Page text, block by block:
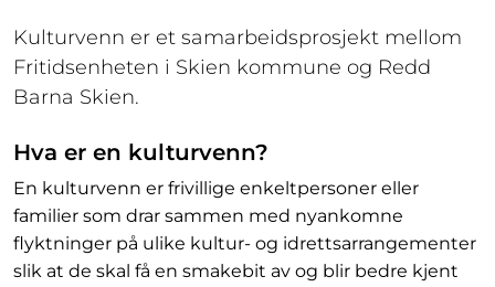
Kulturvenn er et samarbeidsprosjekt mellom
Fritidsenheten i Skien kommune og Redd
Barna Skien.
Hva er en kulturvenn?
En kulturvenn er frivillige enkeltpersoner eller
familier som drar sammen med nyankomne
flyktninger på ulike kultur- og idrettsarrangementer
slik at de skal få en smakebit av og blir bedre kjent